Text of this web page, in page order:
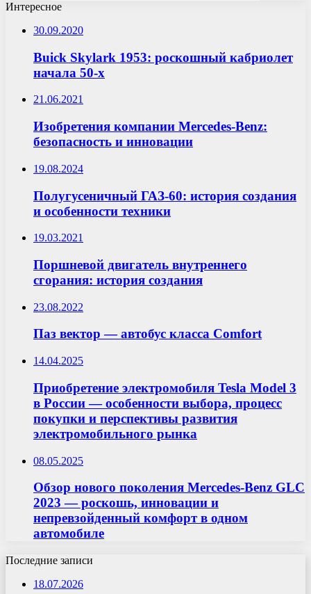
Интересное
30.09.2020
Buick Skylark 1953: роскошный кабриолет
начала 50-х
21.06.2021
Изобретения компании Mercedes-Benz:
безопасность и инновации
19.08.2024
Полугусеничный ГАЗ-60: история создания
и особенности техники
19.03.2021
Поршневой двигатель внутреннего
сгорания: история создания
23.08.2022
Паз вектор — автобус класса Comfort
14.04.2025
Приобретение электромобиля Tesla Model 3
в России — особенности выбора, процесс
покупки и перспективы развития
электромобильного рынка
08.05.2025
Обзор нового поколения Mercedes-Benz GLC
2023 — роскошь, инновации и
непревзойденный комфорт в одном
автомобиле
Последние записи
18.07.2026